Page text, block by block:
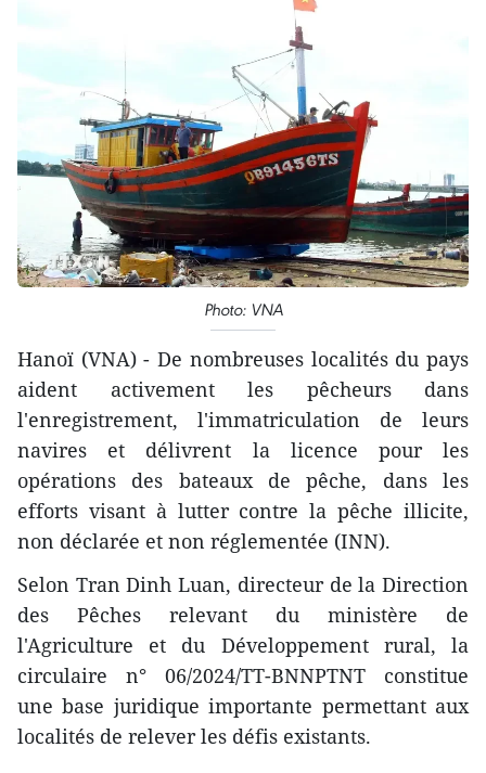
Photo: VNA
Hanoï (VNA) - De nombreuses localités du pays
aident activement les pêcheurs dans
l'enregistrement, l'immatriculation de leurs
navires et délivrent la licence pour les
opérations des bateaux de pêche, dans les
efforts visant à lutter contre la pêche illicite,
non déclarée et non réglementée (INN).
Selon Tran Dinh Luan, directeur de la Direction
des Pêches relevant du ministère de
l'Agriculture et du Développement rural, la
circulaire n° 06/2024/TT-BNNPTNT constitue
une base juridique importante permettant aux
localités de relever les défis existants.